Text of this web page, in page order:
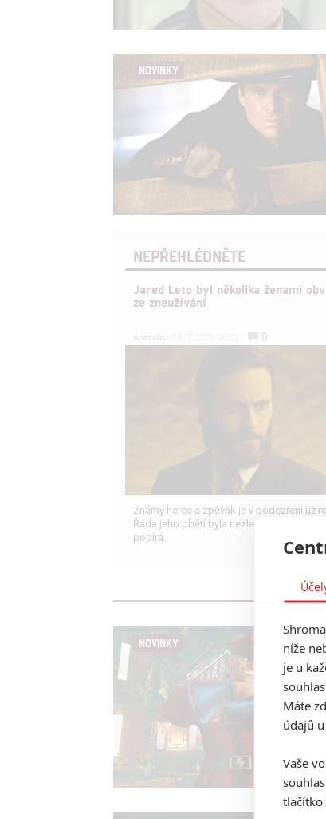
NOVINKY
NEPŘEHLÉDNĚTE
Jared Leto byl několika ženami
ze zneužívání
Známý herec a zpěvák je v podezření už
Řada jeho obětí byla nezletilá. Leto
popírá.
NOVINKY
níže
je u
Máte
údajů
Vaše
tlačítko